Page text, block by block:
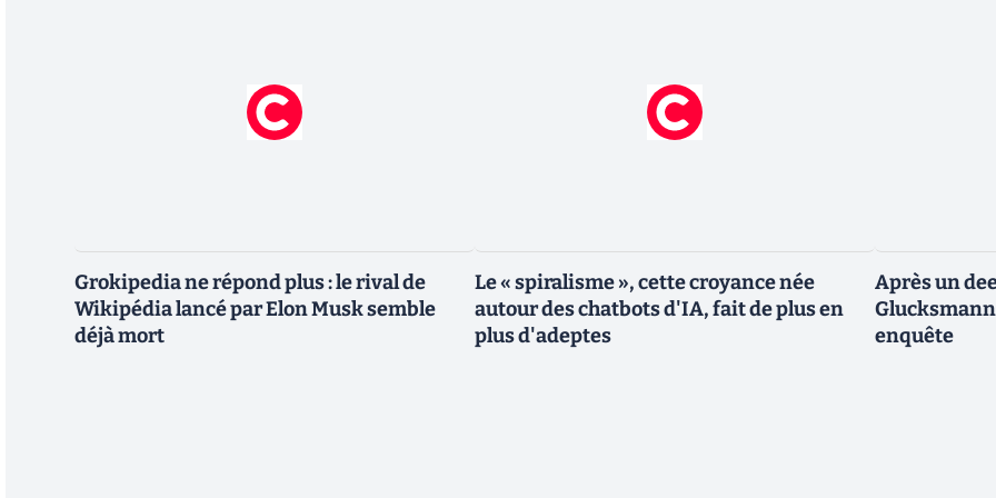
Grokipedia ne répond plus : le rival de
Wikipédia lancé par Elon Musk semble
déjà mort
Le « spiralisme », cette croyance née
autour des chatbots d'IA, fait de plus en
plus d'adeptes
Après un
enquête